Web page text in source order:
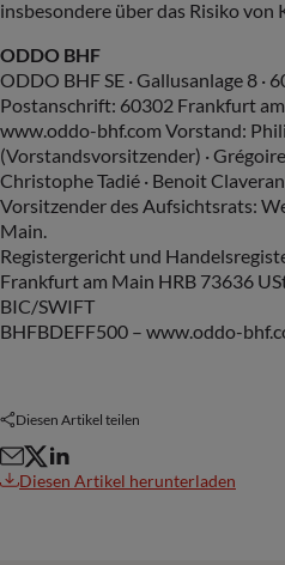
insbesondere über das Risiko von
ODDO BHF
ODDO BHF SE · Gallusanlage 8 ·
Postanschrift: 60302 Frankfurt am
www.oddo-bhf.com Vorstand:
(Vorstandsvorsitzender) ·
Christophe Tadié · Benoit
Vorsitzender des Aufsichtsrats:
Main.
Registergericht und
Frankfurt am Main HRB 73636
BIC/SWIFT
BHFBDEFF500 – www.oddo-
Diesen Artikel teilen
Diesen Artikel herunterladen